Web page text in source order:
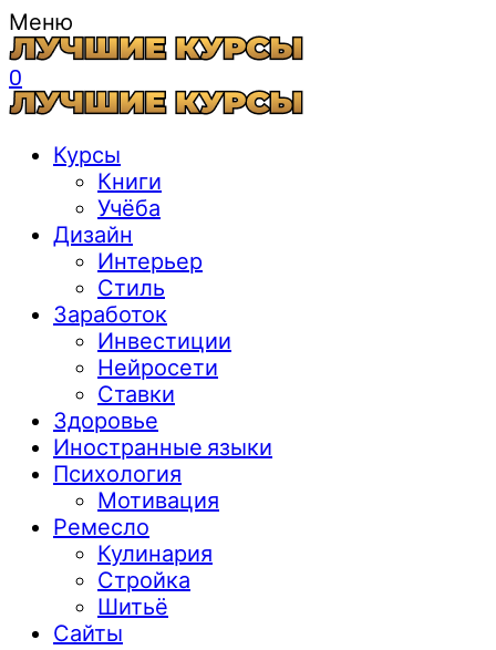
Меню
0
Курсы
Книги
Учёба
Дизайн
Интерьер
Стиль
Заработок
Инвестиции
Нейросети
Ставки
Здоровье
Иностранные языки
Психология
Мотивация
Ремесло
Кулинария
Стройка
Шитьё
Сайты